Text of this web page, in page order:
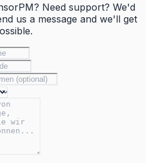
Need support? We'd
us a message and we'll get